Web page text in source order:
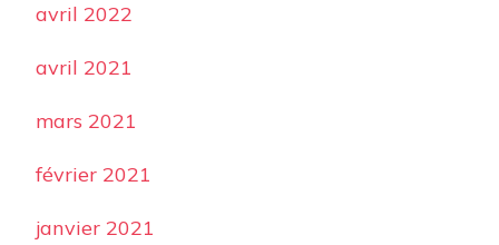
avril 2022
avril 2021
mars 2021
février 2021
janvier 2021